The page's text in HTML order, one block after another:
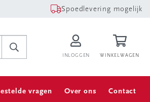
Spoedlevering mogelijk
INLOGGEN WINKELWAGEN
vragen Over ons Contact